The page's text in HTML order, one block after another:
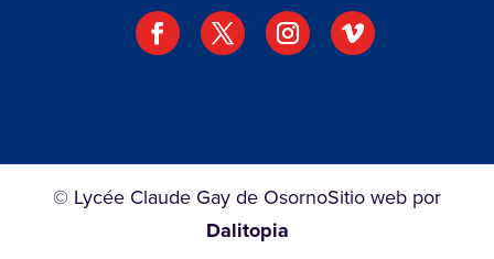
© Lycée Claude Gay de OsornoSitio web por
Dalitopia